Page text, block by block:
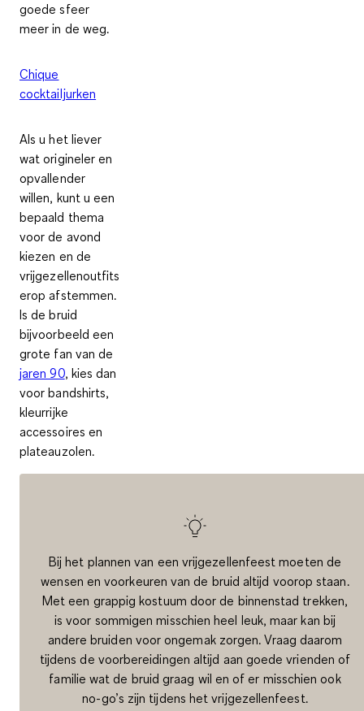
goede sfeer
meer in de weg.
Chique
cocktailjurken
Als u het liever
watorigineler en
opvallender
willen, kunt u een
bepaald thema
voor de avond
kiezen en de
vrijgezellenoutfits
erop afstemmen.
Is de bruid
bijvoorbeeld een
grote fan van de
jaren 90, kies dan
voor bandshirts,
kleurrijke
accessoires en
plateauzolen.
Bij het plannen van een vrijgezellenfeest moeten de
wensen en voorkeuren van de bruid altijd voorop staan.
Met een grappig kostuum door de binnenstad trekken,
is voor sommigen misschien heel leuk, maar kan bij
andere bruiden voor ongemak zorgen. Vraag daarom
tijdens de voorbereidingen altijd aan goede vrienden of
familiewat de bruid graag wil en of er misschien ook
no-go’s zijn tijdens het vrijgezellenfeest.